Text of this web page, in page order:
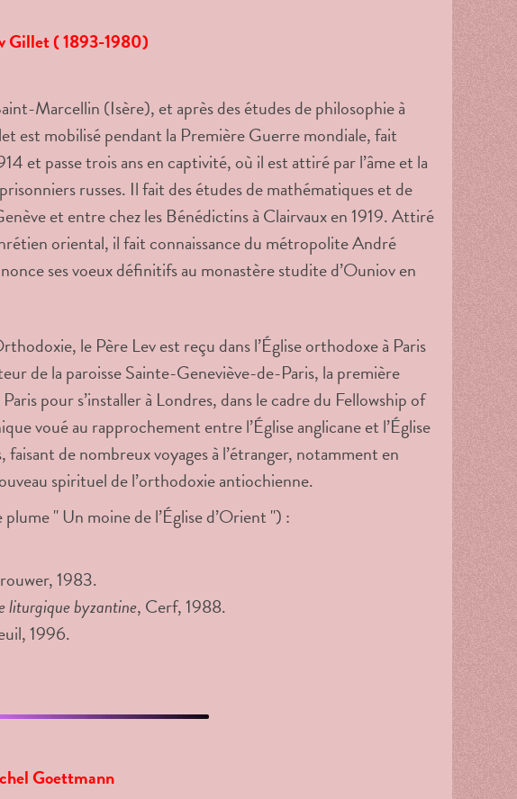
Gillet ( 1893-1980)
Marcellin (Isère), et après des études de philosophie à
est mobilisé pendant la Première Guerre mondiale, fait
et passe trois ans en captivité, où il est attiré par l’âme et la
russes. Il fait des études de mathématiques et de
et entre chez les Bénédictins à Clairvaux en 1919. Attiré
oriental, il fait connaissance du métropolite André
ses voeux définitifs au monastère studite d’Ouniov en
le Père Lev est reçu dans l’Église orthodoxe à Paris
de la paroisse Sainte-Geneviève-de-Paris, la première
pour s’installer à Londres, dans le cadre du Fellowship of
voué au rapprochement entre l’Église anglicane et l’Église
de nombreux voyages à l’étranger, notamment en
spirituel de l’orthodoxie antiochienne.
" Un moine de l’Église d’Orient ") :
1983.
liturgique byzantine, Cerf, 1988.
1996.
Goettmann